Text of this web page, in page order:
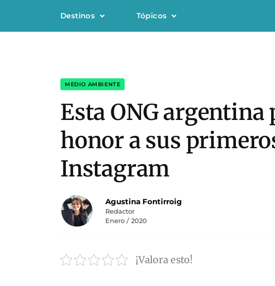
Destinos Tópicos
MEDIO AMBIENTE
Esta ONG
honor a sus
Instagram
Agustina Fontirroig
Redactor
Enero / 2020
¡Valora esto!